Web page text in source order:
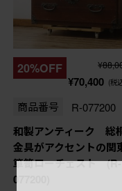
20%OFF
¥70,400 (税
商品番号 R-077200
和製アンティーク 総
金具がアクセントの関
箪笥ローチェスト (R-
077200)